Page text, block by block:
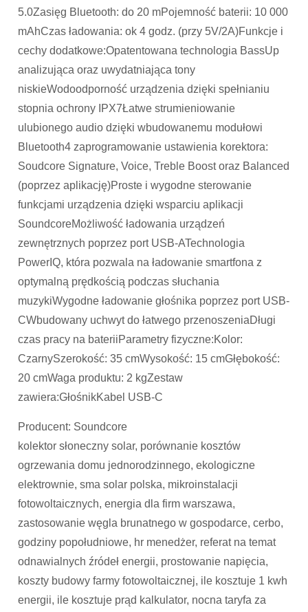
5.0Zasięg Bluetooth: do 20 mPojemność baterii: 10 000
mAhCzas ładowania: ok 4 godz. (przy 5V/2A)Funkcje i
cechy dodatkowe:Opatentowana technologia BassUp
analizująca oraz uwydatniająca tony
niskieWodoodporność urządzenia dzięki spełnianiu
stopnia ochrony IPX7Łatwe strumieniowanie
ulubionego audio dzięki wbudowanemu modułowi
Bluetooth4 zaprogramowanie ustawienia korektora:
Soudcore Signature, Voice, Treble Boost oraz Balanced
(poprzez aplikację)Proste i wygodne sterowanie
funkcjami urządzenia dzięki wsparciu aplikacji
SoundcoreMożliwość ładowania urządzeń
zewnętrznych poprzez port USB-ATechnologia
PowerIQ, która pozwala na ładowanie smartfona z
optymalną prędkością podczas słuchania
muzykiWygodne ładowanie głośnika poprzez port USB-
CWbudowany uchwyt do łatwego przenoszeniaDługi
czas pracy na bateriiParametry fizyczne:Kolor:
CzarnySzerokość: 35 cmWysokość: 15 cmGłębokość:
20 cmWaga produktu: 2 kgZestaw
zawiera:GłośnikKabel USB-C
Producent: Soundcore
kolektor słoneczny solar, porównanie kosztów
ogrzewania domu jednorodzinnego, ekologiczne
elektrownie, sma solar polska, mikroinstalacji
fotowoltaicznych, energia dla firm warszawa,
zastosowanie węgla brunatnego w gospodarce, cerbo,
godziny popołudniowe, hr menedżer, referat na temat
odnawialnych źródeł energii, prostowanie napięcia,
koszty budowy farmy fotowoltaicznej, ile kosztuje 1 kwh
energii, ile kosztuje prąd kalkulator, nocna taryfa za